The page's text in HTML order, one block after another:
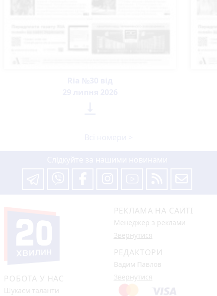
РОБОТА У НАС
Шукаєм таланти
РЕКЛАМА НА САЙТІ
Менеджер з реклами
Звернутися
РЕДАКТОРИ
Вадим Павлов
Звернутися